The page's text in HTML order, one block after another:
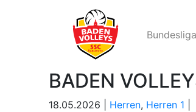
Bundesliga
BADEN
18.05.2026 | Herren, Herren 1